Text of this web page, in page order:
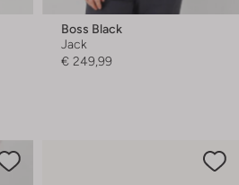
Boss Black
Jack
€ 249,99